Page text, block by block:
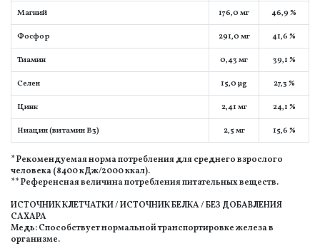
Магний 176,0 мг 46,9 %
Фосфор 291,0 мг 41,6 %
Тиамин 0,43 мг 39,1 %
Селен 15,0 µg 27,3 %
Цинк 2,41 мг 24,1 %
Ниацин (витамин B3) 2,5 мг 15,6 %
* Рекомендуемая норма потребления для среднего взрослого
человека (8400 кДж/2000 ккал).
** Референсная величина потребления питательных веществ.
ИСТОЧНИК КЛЕТЧАТКИ / ИСТОЧНИК БЕЛКА / БЕЗ ДОБАВЛЕНИЯ
САХАРА
Медь: Способствует нормальной транспортировке железа в
организме.